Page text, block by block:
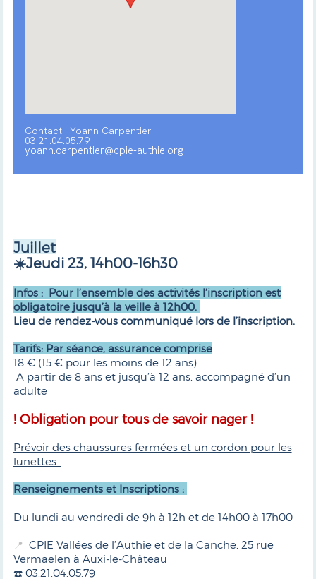
Contact : Yoann Carpentier
03.21.04.05.79
yoann.carpentier@cpie-authie.org
Juillet
☀️Jeudi 23, 14h00-16h30
Infos : Pour l’ensemble des activités l’inscription est
obligatoire jusqu’à la veille à 12h00.
Lieu de rendez-vous communiqué lors de l’inscription.
Tarifs: Par séance, assurance comprise
18 € (15 € pour les moins de 12 ans)
A partir de 8 ans et jusqu’à 12 ans, accompagné d’un
adulte
! Obligation pour tous de savoir nager !
Prévoir des chaussures fermées et un cordon pour les
lunettes.
Renseignements et Inscriptions :
Du lundi au vendredi de 9h à 12h et de 14h00 à 17h00
📍 CPIE Vallées de l’Authie et de la Canche, 25 rue
Vermaelen à Auxi-le-Château
☎️ 03.21.04.05.79